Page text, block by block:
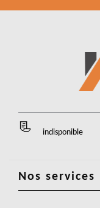
indisponible
Nos services